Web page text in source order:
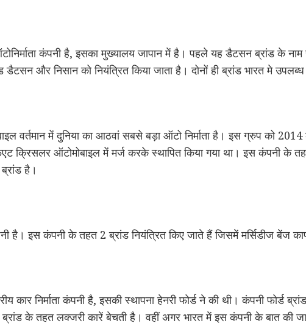
कंपनी है, इसका मुख्यालय जापान में है। पहले यह डैटसन ब्रांड के नाम
और निसान को नियंत्रित किया जाता है। दोनों ही ब्रांड भारत मे
वर्तमान में दुनिया का आठवां सबसे बड़ा ऑटो निर्माता है। इस ग्रुप को
क्रिसलर ऑटोमोबाइल में मर्ज करके स्थापित किया गया था। इस कंपनी के
है।
है। इस कंपनी के तहत 2 ब्रांड नियंत्रित किए जाते हैं जिसमें मर्सिडीज बेंज
कार निर्माता कंपनी है, इसकी स्थापना हेनरी फोर्ड ने की थी। कंपनी फोर्ड
के तहत लक्जरी कारें बेचती है। वहीं अगर भारत में इस कंपनी के बात की